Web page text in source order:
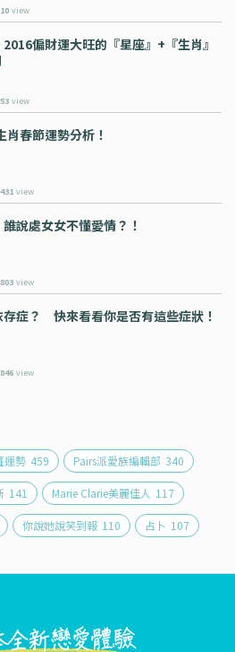
view
偏財運大旺的『星座』+『生肖』
view
肖春節運勢分析！
view
說處女女不懂愛情？！
view
存症？ 快來看看你是否有這些症狀！
view
運勢 459 Pairs派愛族編輯部 340
141 Marie Clarie美麗佳人 117
你說她說笑到報 110 占卜 107